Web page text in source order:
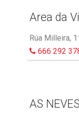
Area da
Rúa Milleira,
666 292
AS NEVES